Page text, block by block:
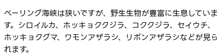
ベーリング海峡は狭いですが、野生生物が豊富に生息してい
す。シロイルカ、ホッキョククジラ、コククジラ、セイウチ、
ホッキョクグマ、ワモンアザラシ、リボンアザラシなどが見
れます。